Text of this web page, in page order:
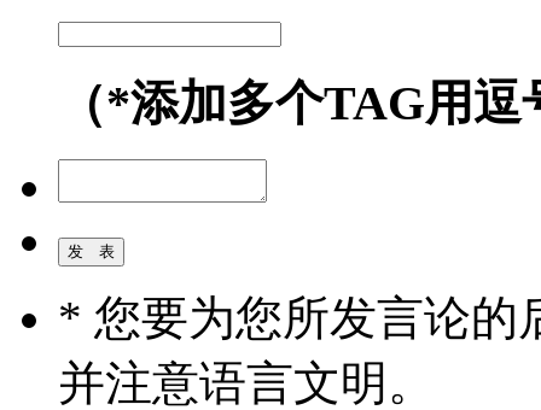
（*添加多个TAG用
* 您要为您所发言论的
并注意语言文明。